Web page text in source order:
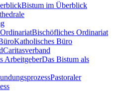
Bistum im Überblick
Bischöfliches Ordinariat
Katholisches Büro
Caritasverband
Das Bistum als
Pastoraler